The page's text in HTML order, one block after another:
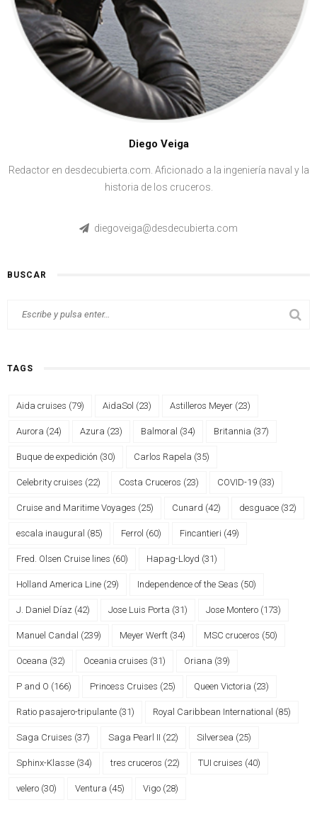
Diego Veiga
Redactor en desdecubierta.com. Aficionado a la ingeniería naval y la
historia de los cruceros.
diegoveiga@desdecubierta.com
BUSCAR
TAGS
Aida cruises (79) AidaSol (23) Astilleros Meyer (23)
Aurora (24) Azura (23) Balmoral (34) Britannia (37)
Buque de expedición (30) Carlos Rapela (35)
Celebrity cruises (22) Costa Cruceros (23) COVID-19 (33)
Cruise and Maritime Voyages (25) Cunard (42) desguace (32)
escala inaugural (85) Ferrol (60) Fincantieri (49)
Fred. Olsen Cruise lines (60) Hapag-Lloyd (31)
Holland America Line (29) Independence of the Seas (50)
J. Daniel Díaz (42) Jose Luis Porta (31) Jose Montero (173)
Manuel Candal (239) Meyer Werft (34) MSC cruceros (50)
Oceana (32) Oceania cruises (31) Oriana (39)
P and O (166) Princess Cruises (25) Queen Victoria (23)
Ratio pasajero-tripulante (31) Royal Caribbean International (85)
Saga Cruises (37) Saga Pearl II (22) Silversea (25)
Sphinx-Klasse (34) tres cruceros (22) TUI cruises (40)
velero (30) Ventura (45) Vigo (28)